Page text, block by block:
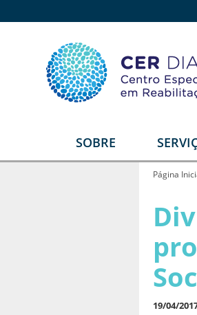
SOBRE
Video institucional
Página
19/04/